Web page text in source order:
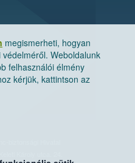
megismerheti, hogyan
Weboldalunk
felhasználói élmény
kérjük, kattintson az
biztonsági Hivatal